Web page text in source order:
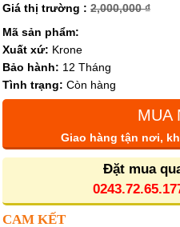
Giá thị trường : 2,000,000 ₫
Mã sản phẩm:
Xuất xứ: Krone
Bảo hành: 12 Tháng
Tình trạng: Còn hàng
MUA
Giao hàng tận nơi,
Đặt mua
CAM KẾT